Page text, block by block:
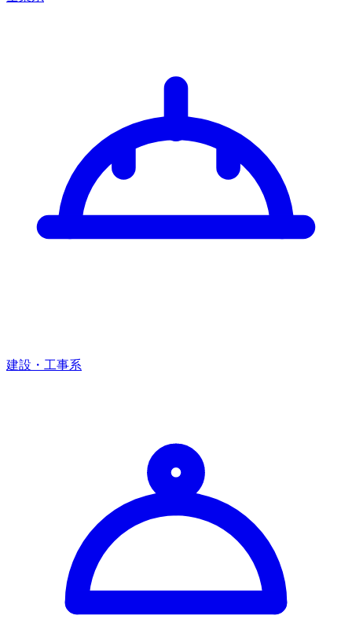
建設・工事系